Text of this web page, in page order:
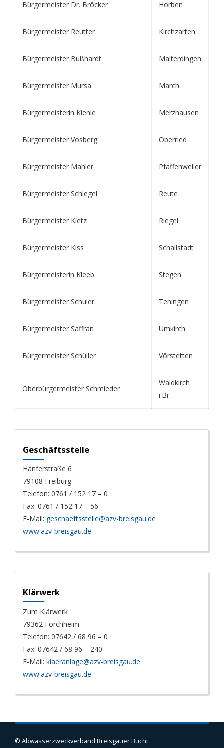
Bürgermeister Dr. Bröcker Horben
Bürgermeister Reutter Kirchzarten
Bürgermeister Bußhardt Malterdingen
Bürgermeister Mursa March
Bürgermeisterin Kienle Merzhausen
Bürgermeister Vosberg Oberried
Bürgermeister Mahler Pfaffenweiler
Bürgermeister Schlegel Reute
Bürgermeister Kietz Riegel
Bürgermeister Kiss Schallstadt
Bürgermeisterin Kleeb Stegen
Bürgermeister Schuler Teningen
Bürgermeister Saffran Umkirch
Bürgermeister Schüller Vörstetten
Oberbürgermeister Schmieder
Waldkirch
i.Br.
Geschäftsstelle
Hanferstraße 6
79108 Freiburg
Telefon: 0761 / 152 17 – 0
Fax: 0761 / 152 17 – 56
E-Mail: geschaeftsstelle@azv-breisgau.de
www.azv-breisgau.de
Klärwerk
Zum Klärwerk
79362 Forchheim
Telefon: 07642 / 68 96 – 0
Fax: 07642 / 68 96 – 240
E-Mail: klaeranlage@azv-breisgau.de
www.azv-breisgau.de
© Abwasserzweckverband Breisgauer Bucht